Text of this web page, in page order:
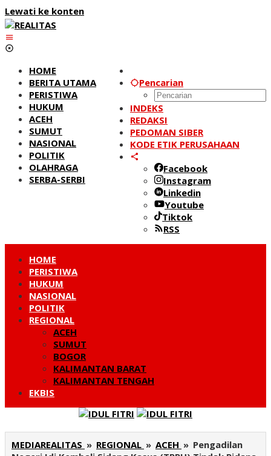
Lewati ke konten
Pencarian
INDEKS
REDAKSI
PEDOMAN SIBER
KODE ETIK PERUSAHAAN
Facebook
Instagram
Linkedin
Youtube
Tiktok
RSS
HOME
BERITA UTAMA
PERISTIWA
HUKUM
ACEH
SUMUT
NASIONAL
POLITIK
OLAHRAGA
SERBA-SERBI
HOME
PERISTIWA
HUKUM
NASIONAL
POLITIK
REGIONAL
ACEH
SUMUT
BOGOR
KALIMANTAN BARAT
KALIMANTAN TENGAH
EKBIS
MEDIAREALITAS » REGIONAL » ACEH » Pengadilan